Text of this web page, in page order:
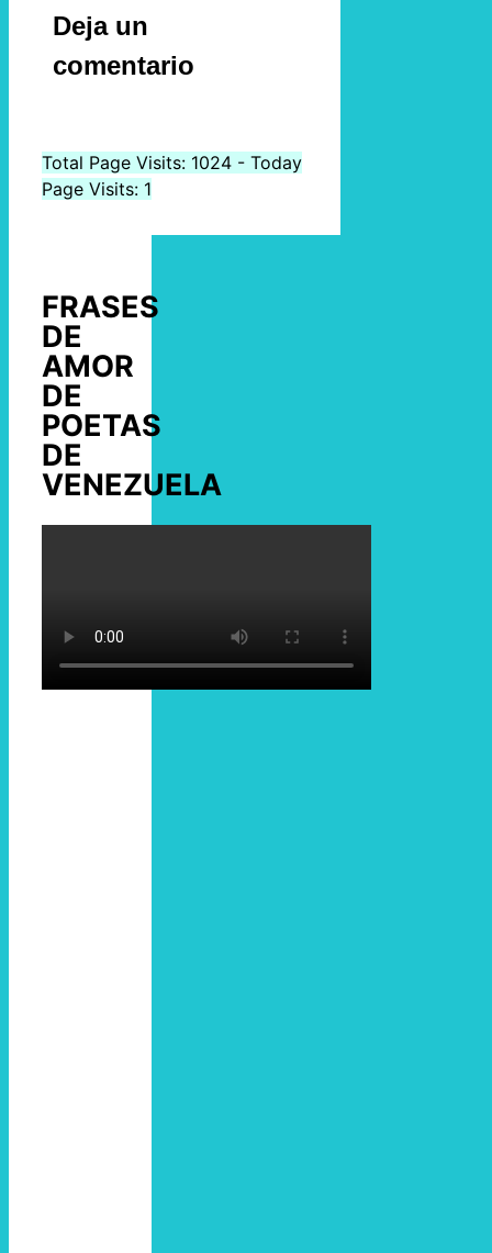
Deja un
comentario
Total Page Visits: 1024 - Today
Page Visits: 1
FRASES
DE
AMOR
DE
POETAS
DE
VENEZUELA